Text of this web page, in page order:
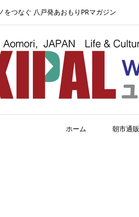
をつなぐ 八戸発あおもりPRマガジン
ホーム 朝市通販